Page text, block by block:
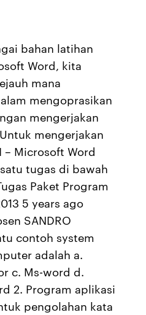
bahan latihan
Word, kita
mana
mengoprasikan
mengerjakan
mengerjakan
– Microsoft Word
tugas di bawah
Paket Program
5 years ago
SANDRO
contoh system
adalah a.
c. Ms-word d.
2. Program aplikasi
pengolahan kata